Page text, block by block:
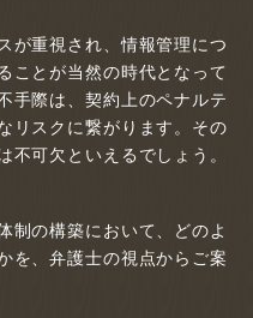
が重視され、情報管理につ
ことが当然の時代となって
手際は、契約上のペナルテ
リスクに繋がります。その
不可欠といえるでしょう。
制の構築において、どのよ
を、弁護士の視点からご案